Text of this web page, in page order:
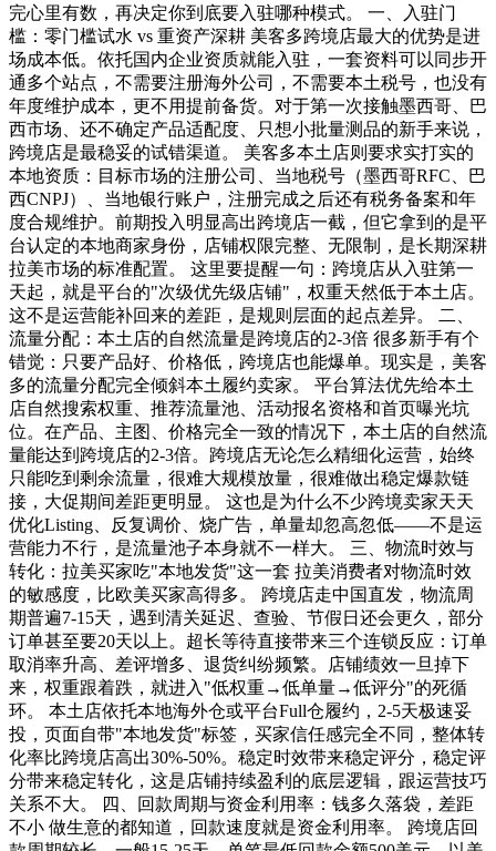
完心里有数，再决定你到底要入驻哪种模式。 一、入驻门
槛：零门槛试水 vs 重资产深耕 美客多跨境店最大的优势是进
场成本低。依托国内企业资质就能入驻，一套资料可以同步开
通多个站点，不需要注册海外公司，不需要本土税号，也没有
年度维护成本，更不用提前备货。对于第一次接触墨西哥、巴
西市场、还不确定产品适配度、只想小批量测品的新手来说，
跨境店是最稳妥的试错渠道。 美客多本土店则要求实打实的
本地资质：目标市场的注册公司、当地税号（墨西哥RFC、巴
西CNPJ）、当地银行账户，注册完成之后还有税务备案和年
度合规维护。前期投入明显高出跨境店一截，但它拿到的是平
台认定的本地商家身份，店铺权限完整、无限制，是长期深耕
拉美市场的标准配置。 这里要提醒一句：跨境店从入驻第一
天起，就是平台的"次级优先级店铺"，权重天然低于本土店。
这不是运营能补回来的差距，是规则层面的起点差异。 二、
流量分配：本土店的自然流量是跨境店的2-3倍 很多新手有个
错觉：只要产品好、价格低，跨境店也能爆单。现实是，美客
多的流量分配完全倾斜本土履约卖家。 平台算法优先给本土
店自然搜索权重、推荐流量池、活动报名资格和首页曝光坑
位。在产品、主图、价格完全一致的情况下，本土店的自然流
量能达到跨境店的2-3倍。跨境店无论怎么精细化运营，始终
只能吃到剩余流量，很难大规模放量，很难做出稳定爆款链
接，大促期间差距更明显。 这也是为什么不少跨境卖家天天
优化Listing、反复调价、烧广告，单量却忽高忽低——不是运
营能力不行，是流量池子本身就不一样大。 三、物流时效与
转化：拉美买家吃"本地发货"这一套 拉美消费者对物流时效
的敏感度，比欧美买家高得多。 跨境店走中国直发，物流周
期普遍7-15天，遇到清关延迟、查验、节假日还会更久，部分
订单甚至要20天以上。超长等待直接带来三个连锁反应：订单
取消率升高、差评增多、退货纠纷频繁。店铺绩效一旦掉下
来，权重跟着跌，就进入"低权重→低单量→低评分"的死循
环。 本土店依托本地海外仓或平台Full仓履约，2-5天极速妥
投，页面自带"本地发货"标签，买家信任感完全不同，整体转
化率比跨境店高出30%-50%。稳定时效带来稳定评分，稳定评
分带来稳定转化，这是店铺持续盈利的底层逻辑，跟运营技巧
关系不大。 四、回款周期与资金利用率：钱多久落袋，差距
不小 做生意的都知道，回款速度就是资金利用率。 跨境店回